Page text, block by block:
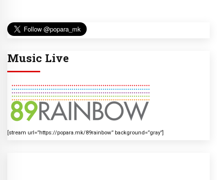
Music Live
[stream url=”https://popara.mk/89rainbow” background=”gray”]